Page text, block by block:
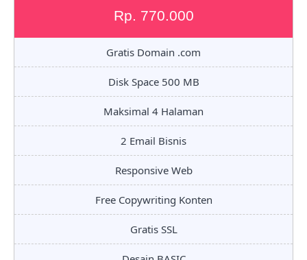
Rp. 770.000
Gratis Domain .com
Disk Space 500 MB
Maksimal 4 Halaman
2 Email Bisnis
Responsive Web
Free Copywriting Konten
Gratis SSL